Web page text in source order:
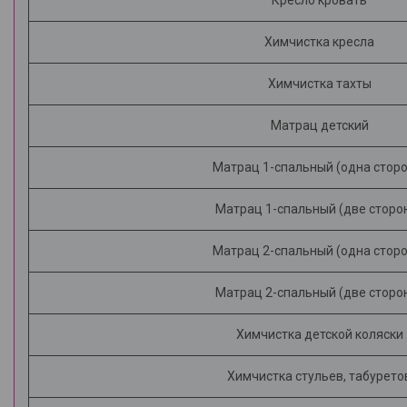
Химчистка кресла
Химчистка тахты
Матрац детский
Матрац 1-спальный (одна
Матрац 1-спальный (две
Матрац 2-спальный (одна
Матрац 2-спальный (две
Химчистка детской коляски
Химчистка стульев,